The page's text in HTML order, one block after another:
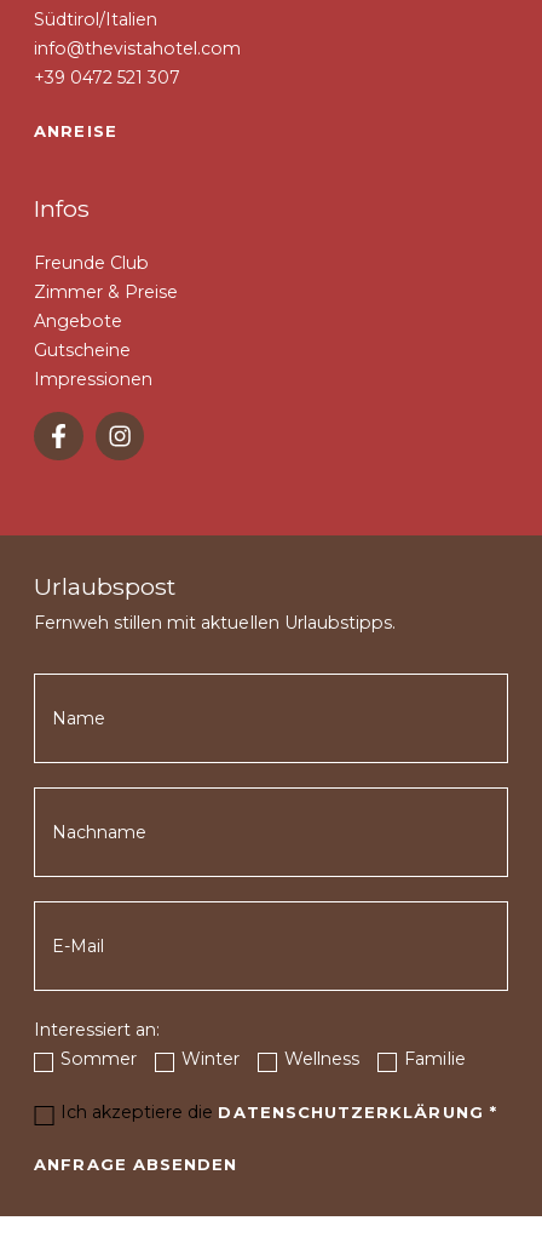
Südtirol/Italien
info@thevistahotel.com
+39 0472 521 307
ANREISE
Infos
Freunde Club
Zimmer & Preise
Angebote
Gutscheine
Impressionen
Urlaubspost
Fernweh stillen mit aktuellen Urlaubstipps.
Interessiert an:
Sommer
Winter Wellness Familie
Ich akzeptiere die DATENSCHUTZERKLÄRUNG *
ANFRAGE ABSENDEN